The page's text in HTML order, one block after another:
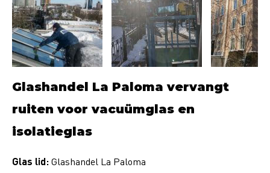
Glashandel La Paloma vervangt
ruiten voor vacuümglas en
isolatieglas
Glas lid: Glashandel La Paloma